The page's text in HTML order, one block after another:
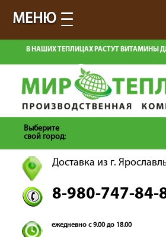
МЕНЮ
В НАШИХ ТЕПЛИЦАХ РАСТУТ ВИТАМИНЫ
Выберите
свой город:
Доставка из г.
ежедневно с 9.00 до 18.00
8-980-747-84-